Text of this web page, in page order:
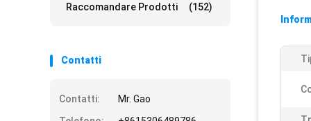
Raccomandare Prodotti (152)
Contatti
Contatti:
Mr. Gao